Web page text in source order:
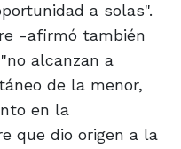
a solas".
-afirmó también
alcanzan a
de la menor,
en la
que dio origen a la